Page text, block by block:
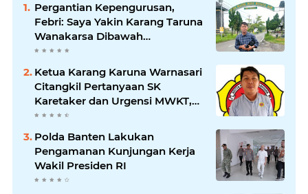
Pergantian Kepengurusan,
Febri: Saya Yakin Karang Taruna
Wanakarsa Dibawah
Kepemimpinan Bung Entus
Ketua Karang Karuna Warnasari
Citangkil Pertanyaan SK
Karetaker dan Urgensi MWKT,
Saat Suasana Berduka
Polda Banten Lakukan
Pengamanan Kunjungan Kerja
Wakil Presiden RI